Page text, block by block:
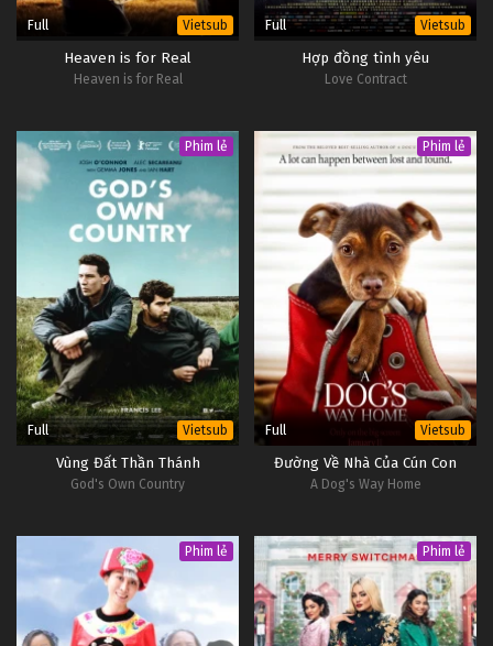
Full Vietsub
Heaven is for Real
Heaven is for Real
Full Vietsub
Hợp đồng tình yêu
Love Contract
Phim lẻ
Full Vietsub
Vùng Đất Thần Thánh
God's Own Country
Phim lẻ
Full Vietsub
Đường Về Nhà Của Cún Con
A Dog's Way Home
Phim lẻ Phim lẻ